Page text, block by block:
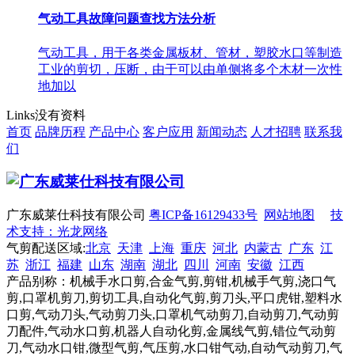
气动工具故障问题查找方法分析
气动工具，用于各类金属板材、管材，塑胶水口等制造
工业的剪切，压断，由于可以由单侧将多个木材一次性
地加以
Links没有资料
首页 品牌历程 产品中心 客户应用 新闻动态 人才招聘 联系我
们
广东威莱仕科技有限公司 粤ICP备16129433号 网站地图
技
术支持：光龙网络
气剪配送区域:北京 天津 上海 重庆 河北 内蒙古 广东 江
苏 浙江 福建 山东 湖南 湖北 四川 河南 安徽 江西
产品别称：机械手水口剪,合金气剪,剪钳,机械手气剪,浇口气
剪,口罩机剪刀,剪切工具,自动化气剪,剪刀头,平口虎钳,塑料水
口剪,气动刀头,气动剪刀头,口罩机气动剪刀,自动剪刀,气动剪
刀配件,气动水口剪,机器人自动化剪,金属线气剪,错位气动剪
刀,气动水口钳,微型气剪,气压剪,水口钳气动,自动气动剪刀,气